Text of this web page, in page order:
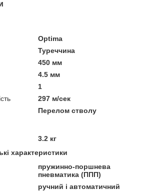
Optima
Туреччина
450 мм
4.5 мм
1
297 м/сек
Перелом стволу
3.2 кг
характеристики
пружинно-поршнева
пневматика (ППП)
ручний і автоматичний